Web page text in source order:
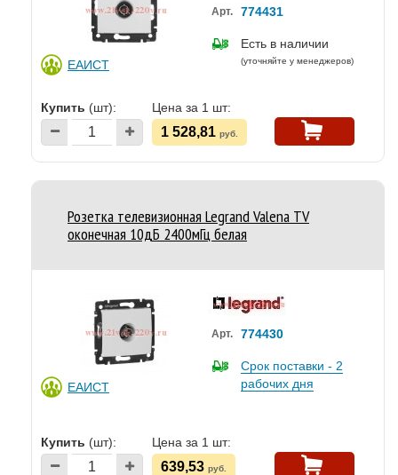
ЕАИСТ
Арт. 774431
Есть в наличии
(уточняйте у менеджеров)
Купить (шт): Цена за 1 шт:
1 528,81 руб.
Розетка телевизионная Legrand Valena TV
оконечная 10дБ 2400мГц белая
ЕАИСТ
Арт. 774430
Срок поставки - 2
рабочих дня
Купить (шт): Цена за 1 шт:
639,53 руб.